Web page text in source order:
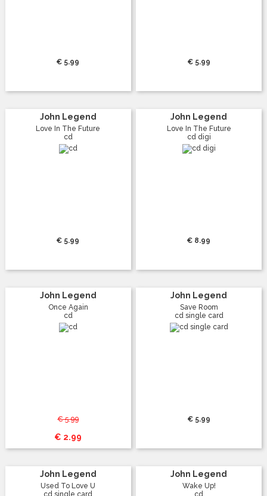
€ 5.99 € 5.99
John Legend
Love In The Future
cd
€ 5.99
John Legend
Love In The Future
cd digi
€ 8.99
John Legend
Once Again
cd
€ 5.99
€ 2.99
John Legend
Save Room
cd single card
€ 5.99
John Legend
Used To Love U
cd single card
John Legend
Wake Up!
cd